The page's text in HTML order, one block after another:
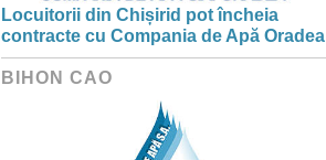
Locuitorii din Chișirid pot încheia
contracte cu Compania de Apă Oradea
BIHON CAO